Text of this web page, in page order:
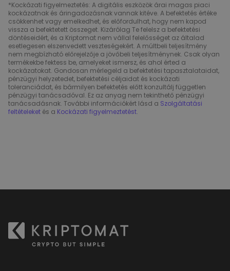
*Kockázati figyelmeztetés: A digitális eszközök árai magas piaci
kockázatnak és áringadozásnak vannak kitéve. A befektetés értéke
csökkenhet vagy emelkedhet, és előfordulhat, hogy nem kapod
vissza a befektetett összeget. Kizárólag Te felelsz a befektetési
döntéseidért, és a Kriptomat nem vállal felelősséget az általad
esetlegesen elszenvedett veszteségekért. A múltbeli teljesítmény
nem megbízható előrejelzője a jövőbeli teljesítménynek. Csak olyan
termékekbe fektess be, amelyeket ismersz, és ahol érted a
kockázatokat. Gondosan mérlegeld a befektetési tapasztalataidat,
pénzügyi helyzetedet, befektetési céljaidat és kockázati
toleranciádat, és bármilyen befektetés előtt konzultálj független
pénzügyi tanácsadóval. Ez az anyag nem tekinthető pénzügyi
tanácsadásnak. További információkért lásd a Szolgáltatási
feltételeket és a Kockázati figyelmeztetést.